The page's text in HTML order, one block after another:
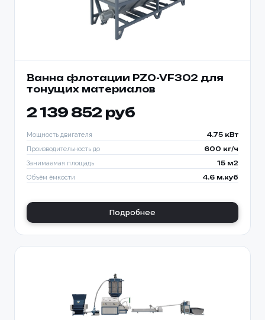
Ванна флотации PZO-VF302 для
тонущих материалов
2 139 852 руб
Мощность двигателя 4.75 кВт
Производительность до 600 кг/ч
Занимаемая площадь 15 м2
Объём ёмкости 4.6 м.куб
Подробнее